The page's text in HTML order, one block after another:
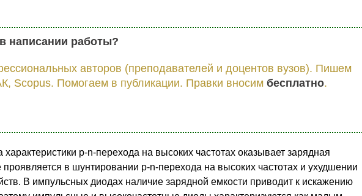
написании работы?
авторов (преподавателей и доцентов вузов). Пишем
Scopus. Помогаем в публикации. Правки вносим бесплатно.
p-n-перехода на высоких частотах оказывает зарядная
в шунтировании p-n-перехода на высоких частотах и ухудшении
В импульсных диодах наличие зарядной емкости приводит к искажению